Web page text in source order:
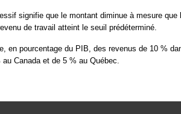
signifie que le montant diminue à mesure
de travail atteint le seuil prédéterminé.
en pourcentage du PIB, des revenus de 10 %
Canada et de 5 % au Québec.